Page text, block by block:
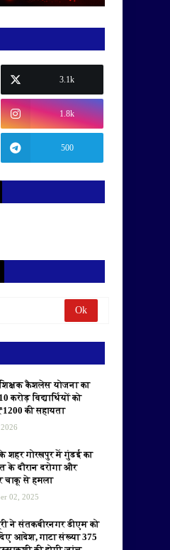
3.1k
1.8k
500
कैशलेस योजना का
करोड़ विद्यार्थियों को
की सहायता
शहर गोरखपुर में गुंडई का
के दौरान दरोगा और
चाकू से हमला
02, 2025
ने संतकबीरनगर डीएम को
दिए आदेश, गाटा संख्या 375